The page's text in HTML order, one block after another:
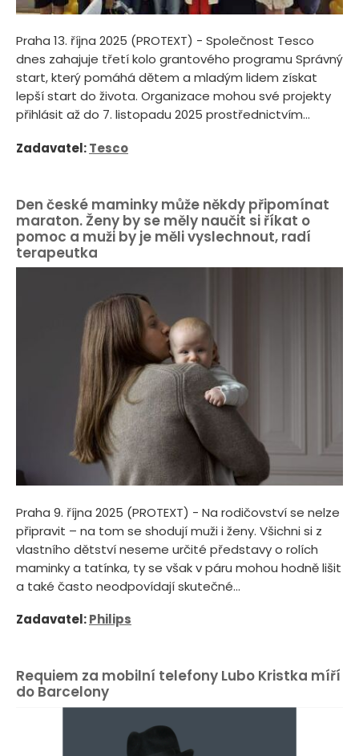
Praha 13. října 2025 (PROTEXT) - Společnost Tesco
dnes zahajuje třetí kolo grantového programu Správný
start, který pomáhá dětem a mladým lidem získat
lepší start do života. Organizace mohou své projekty
přihlásit až do 7. listopadu 2025 prostřednictvím...
Zadavatel:Tesco
Den české maminky může někdy připomínat
maraton. Ženy by se měly naučit si říkat o
pomoc a muži by je měli vyslechnout, radí
terapeutka
Praha 9. října 2025 (PROTEXT) - Na rodičovství se nelze
připravit – na tom se shodují muži i ženy. Všichni si z
vlastního dětství neseme určité představy o rolích
maminky a tatínka, ty se však v páru mohou hodně lišit
a také často neodpovídají skutečné...
Zadavatel:Philips
Requiem za mobilní telefony Lubo Kristka míří
do Barcelony